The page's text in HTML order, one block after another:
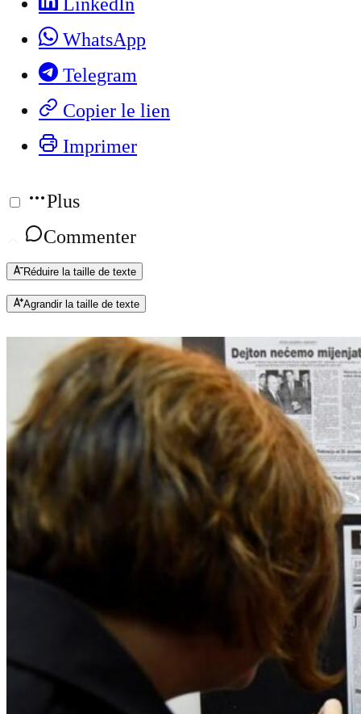
WhatsApp
Telegram
Copier le lien
Imprimer
Plus
Commenter
Réduire la taille de texte
Agrandir la taille de texte